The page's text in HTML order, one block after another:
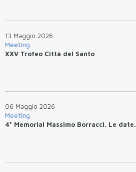
13 Maggio 2026
Meeting
XXV Trofeo Città del Santo
06 Maggio 2026
Meeting
4° Memorial Massimo Borracci. Le date.